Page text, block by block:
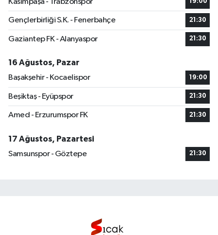
Kasımpaşa - Trabzonspor 19:00
Gençlerbirliği S.K. - Fenerbahçe 21:30
Gaziantep FK - Alanyaspor 21:30
16 Ağustos, Pazar
Başakşehir - Kocaelispor
19:00
Beşiktaş - Eyüpspor 21:30
Amed - Erzurumspor FK 21:30
17 Ağustos, Pazartesi
Samsunspor - Göztepe
21:30